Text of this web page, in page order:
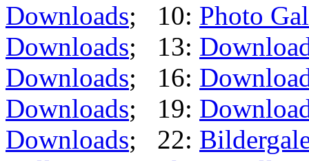
Downloads; 10: Photo
Downloads; 13:
Downloads; 16:
Downloads; 19:
Downloads; 22: